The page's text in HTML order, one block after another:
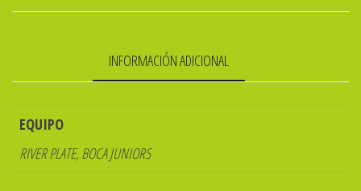
INFORMACIÓN ADICIONAL
EQUIPO
RIVER PLATE, BOCA JUNIORS